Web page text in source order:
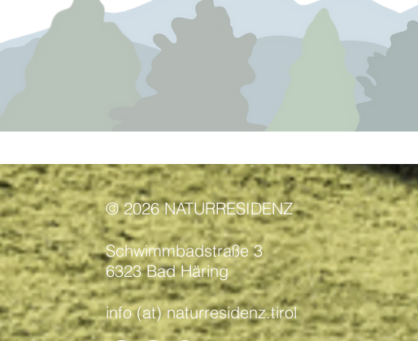
© 2026 NATURRESIDENZ
Schwimmbadstraße 3
6323 Bad Häring
info (at) naturresidenz.tirol